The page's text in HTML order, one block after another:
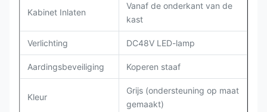
Kabinet Inlaten
Vanaf de onderkant van de
kast
Verlichting DC48V LED-lamp
Aardingsbeveiliging Koperen staaf
Kleur
Grijs (ondersteuning op maat
gemaakt)